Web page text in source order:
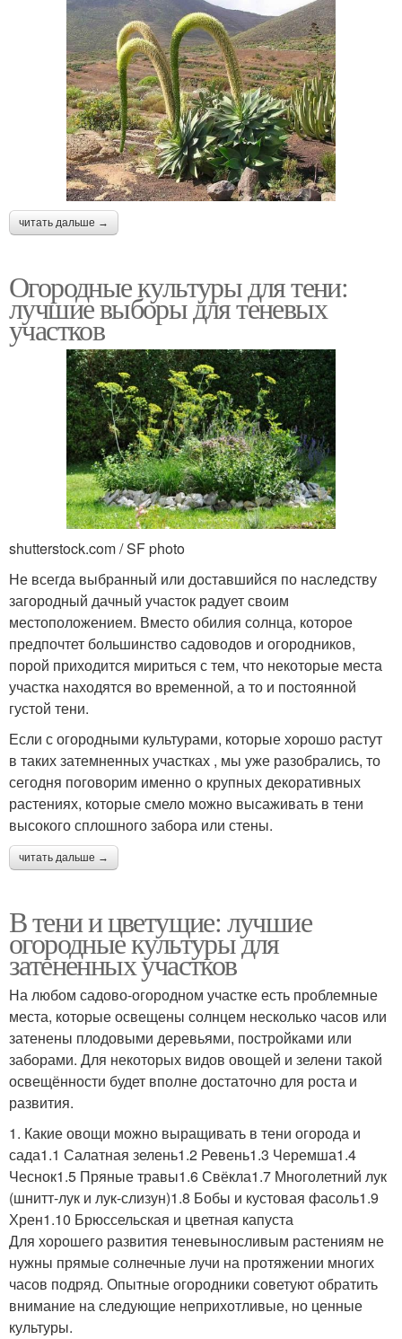
читать дальше →
Огородные культуры для тени:
лучшие выборы для теневых
участков
shutterstock.com / SF photo
Не всегда выбранный или доставшийся по наследству
загородный дачный участок радует своим
местоположением. Вместо обилия солнца, которое
предпочтет большинство садоводов и огородников,
порой приходится мириться с тем, что некоторые места
участка находятся во временной, а то и постоянной
густой тени.
Если с огородными культурами, которые хорошо растут
в таких затемненных участках , мы уже разобрались, то
сегодня поговорим именно о крупных декоративных
растениях, которые смело можно высаживать в тени
высокого сплошного забора или стены.
читать дальше →
В тени и цветущие: лучшие
огородные культуры для
затененных участков
На любом садово-огородном участке есть проблемные
места, которые освещены солнцем несколько часов или
затенены плодовыми деревьями, постройками или
заборами. Для некоторых видов овощей и зелени такой
освещённости будет вполне достаточно для роста и
развития.
1. Какие овощи можно выращивать в тени огорода и
сада1.1 Салатная зелень1.2 Ревень1.3 Черемша1.4
Чеснок1.5 Пряные травы1.6 Свёкла1.7 Многолетний лук
(шнитт-лук и лук-слизун)1.8 Бобы и кустовая фасоль1.9
Хрен1.10 Брюссельская и цветная капуста
Для хорошего развития теневыносливым растениям не
нужны прямые солнечные лучи на протяжении многих
часов подряд. Опытные огородники советуют обратить
внимание на следующие неприхотливые, но ценные
культуры.